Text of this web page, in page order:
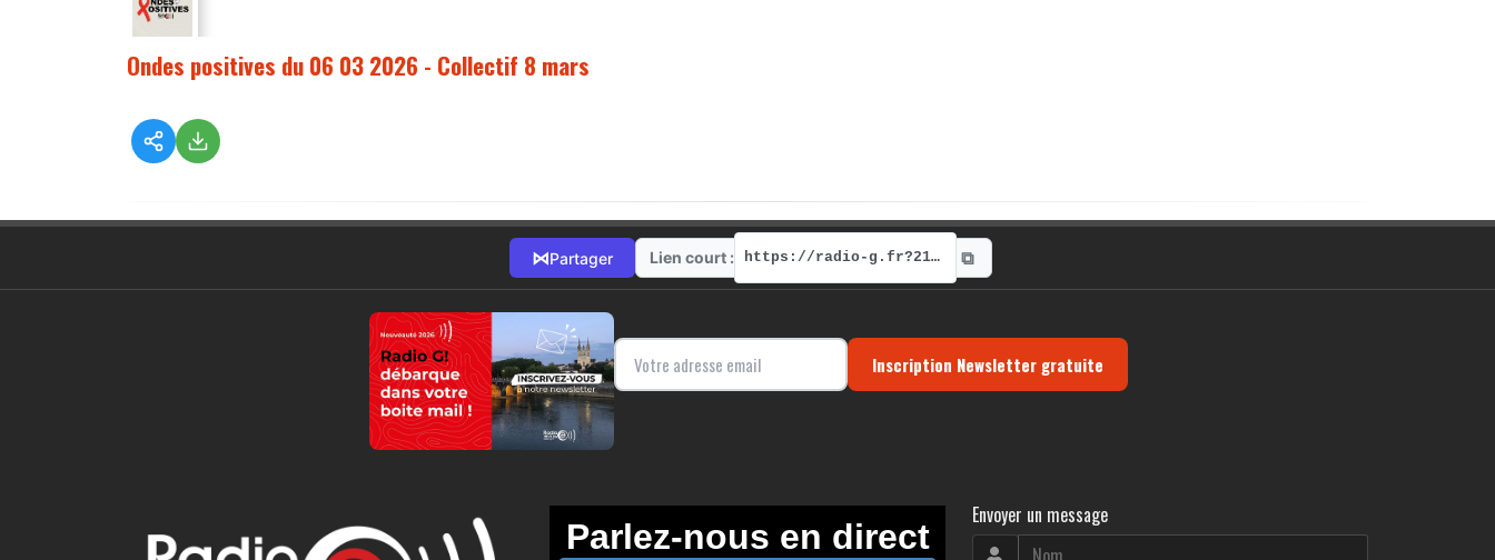
Ondes positives du 06 03 2026 - Collectif 8 mars
⋈Partager Lien court : https://radio-g.fr?21197 ⧉
Inscription Newsletter gratuite
Envoyer un message